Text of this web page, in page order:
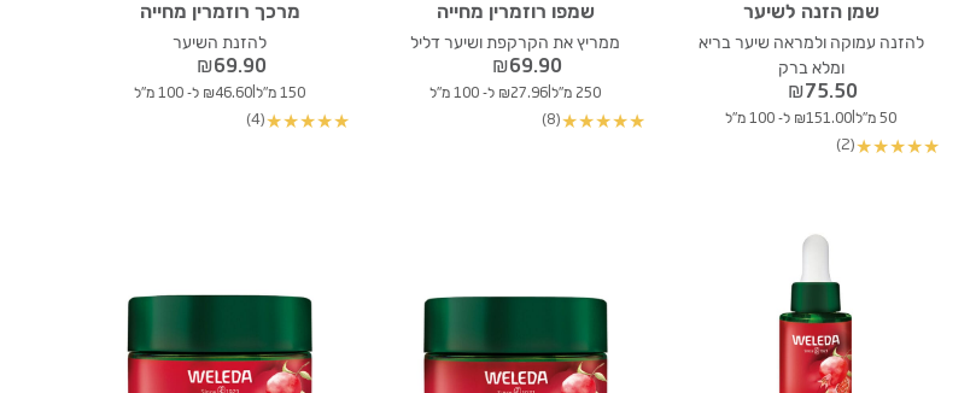
שמן הזנה לשיער
להזנה עמוקה ולמראה שיער בריא
ומלא ברק
₪75.50
50 מ"ל | ₪151.00 ל- 100 מ"ל
★
★
★
★
★
(2)
שמפו רוזמרין מחייה
ממריץ את הקרקפת ושיער דליל
₪69.90
250 מ"ל | ₪27.96 ל- 100 מ"ל
★
★
★
★
★
(8)
מרכך רוזמרין מחייה
להזנת השיער
₪69.90
150 מ"ל | ₪46.60 ל- 100 מ"ל
★
★
★
★
★
(4)